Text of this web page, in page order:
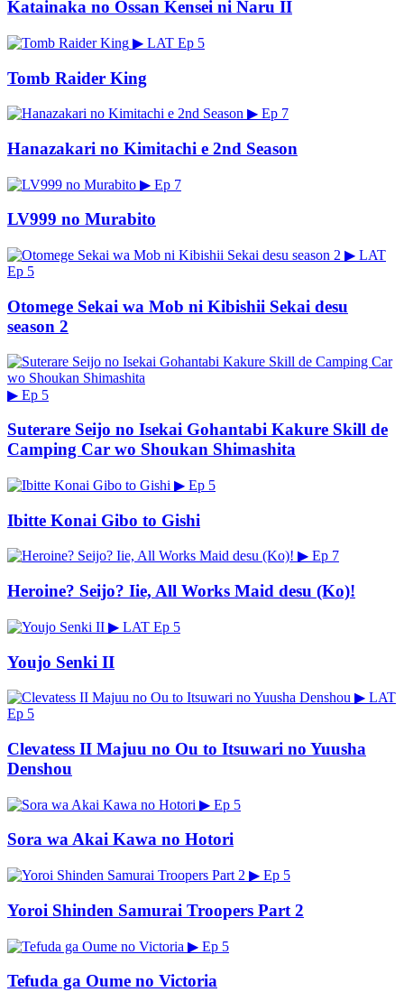
Katainaka no Ossan Kensei ni Naru II
▶ LAT Ep 5
Tomb Raider King
▶ Ep 7
Hanazakari no Kimitachi e 2nd Season
▶ Ep 7
LV999 no Murabito
▶ LAT
Ep 5
Otomege Sekai wa Mob ni Kibishii Sekai desu
season 2
▶ Ep 5
Suterare Seijo no Isekai Gohantabi Kakure Skill de
Camping Car wo Shoukan Shimashita
▶ Ep 5
Ibitte Konai Gibo to Gishi
▶ Ep 7
Heroine? Seijo? Iie, All Works Maid desu (Ko)!
▶ LAT Ep 5
Youjo Senki II
▶ LAT
Ep 5
Clevatess II Majuu no Ou to Itsuwari no Yuusha
Denshou
▶ Ep 5
Sora wa Akai Kawa no Hotori
▶ Ep 5
Yoroi Shinden Samurai Troopers Part 2
▶ Ep 5
Tefuda ga Oume no Victoria